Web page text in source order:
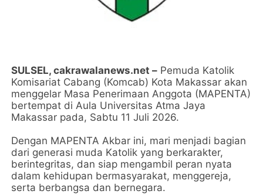
SULSEL, cakrawalanews.net – Pemuda Katolik
Komisariat Cabang (Komcab) Kota Makassar akan
menggelar Masa Penerimaan Anggota (MAPENTA)
bertempat di Aula Universitas Atma Jaya
Makassar pada, Sabtu 11 Juli 2026.
Dengan MAPENTA Akbar ini, mari menjadi bagian
dari generasi muda Katolik yang berkarakter,
berintegritas, dan siap mengambil peran nyata
dalam kehidupan bermasyarakat, menggereja,
serta berbangsa dan bernegara.